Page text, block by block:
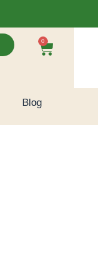
0
Blog